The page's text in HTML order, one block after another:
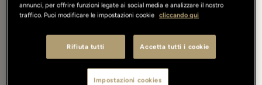
annunci, per offrire funzioni legate ai social media e analizzare il nostro
traffico. Puoi modificare le impostazioni cookie cliccando qui
Rifiuta tutti Accetta tutti i cookie
Impostazioni cookies